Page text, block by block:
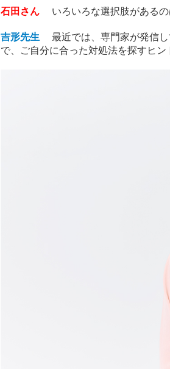
石田さん いろいろな選択肢がある
吉形先生
最近では、専門家が発信
で、ご自分に合った対処法を探すヒン